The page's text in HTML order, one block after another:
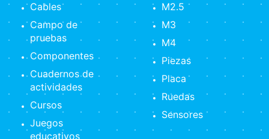
Cables
Campo de
pruebas
Componentes
Cuadernos de
actividades
Cursos
Juegos
educativos
M2.5
M3
M4
Piezas
Placa
Ruedas
Sensores